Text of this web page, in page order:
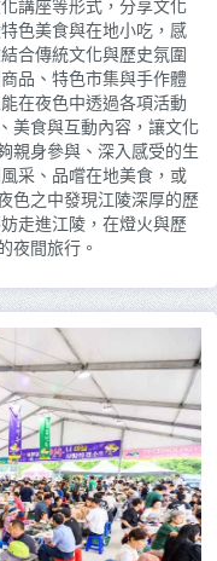
講座等形式，分享文化
色美食與在地小吃，感
合傳統文化與歷史氛圍
品、特色市集與手作體
在夜色中透過各項活動
美食與互動內容，讓文化
親身參與、深入感受的生
采、品嚐在地美食，或
色之中發現江陵深厚的歷
走進江陵，在燈火與歷
夜間旅行。